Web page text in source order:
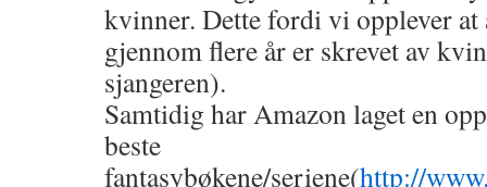
kvinner. Dette fordi vi opplever at
gjennom flere år er skrevet av
sjangeren).
Samtidig har Amazon laget en
beste
fantasybøkene/seriene(http://